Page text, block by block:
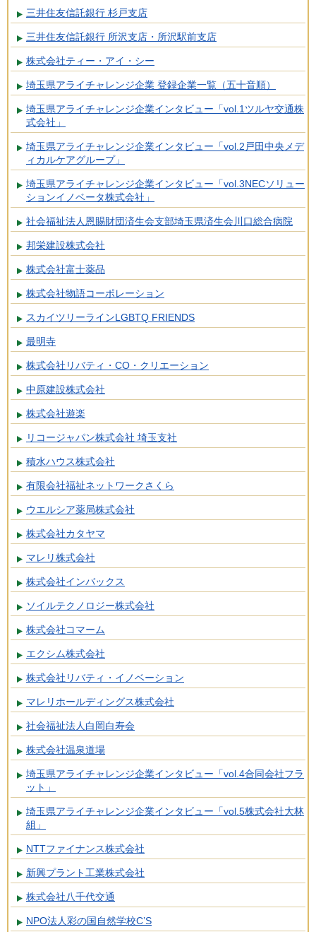
三井住友信託銀行 杉戸支店
三井住友信託銀行 所沢支店・所沢駅前支店
株式会社ティー・アイ・シー
埼玉県アライチャレンジ企業 登録企業一覧（五十音順）
埼玉県アライチャレンジ企業インタビュー「vol.1ツルヤ交通株
式会社」
埼玉県アライチャレンジ企業インタビュー「vol.2戸田中央メデ
ィカルケアグループ」
埼玉県アライチャレンジ企業インタビュー「vol.3NECソリュー
ションイノベータ株式会社」
社会福祉法人恩賜財団済生会支部埼玉県済生会川口総合病院
邦栄建設株式会社
株式会社富士薬品
株式会社物語コーポレーション
スカイツリーラインLGBTQ FRIENDS
最明寺
株式会社リバティ・CO・クリエーション
中原建設株式会社
株式会社遊楽
リコージャパン株式会社 埼玉支社
積水ハウス株式会社
有限会社福祉ネットワークさくら
ウエルシア薬局株式会社
株式会社カタヤマ
マレリ株式会社
株式会社インバックス
ソイルテクノロジー株式会社
株式会社コマーム
エクシム株式会社
株式会社リバティ・イノベーション
マレリホールディングス株式会社
社会福祉法人白岡白寿会
株式会社温泉道場
埼玉県アライチャレンジ企業インタビュー「vol.4合同会社フラ
ット」
埼玉県アライチャレンジ企業インタビュー「vol.5株式会社大林
組」
NTTファイナンス株式会社
新興プラント工業株式会社
株式会社八千代交通
NPO法人彩の国自然学校C’S